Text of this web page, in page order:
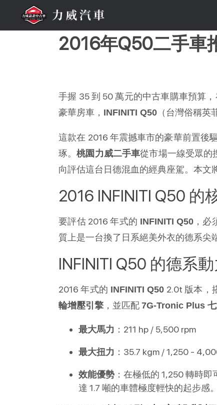
2016年Q50二手車
手握 35 到 50 萬元的中古車購車預算
豪華房車， INFINITI Q50 （台灣俗稱英
這款在 2016 年震撼車市的豪華前置後
琢。桃園力威二手車從市場一線受眾的
向評估這台日德混血的經典座駕。本文
2016 INFINITI Q50 的
要評估 2016 年式的 INFINITI Q50，必
質上是一台換了日系絕美外衣的德系尖
INFINITI Q50 的德系
2016 年式的 INFINITI Q50 2.0t 版本，
輪增壓引擎 ，並匹配 7G-Tronic Plus
最大馬力 ：211 hp / 5,500 rpm
最大扭力 ：35.7 kgm / 1,250 -
效能優勢 ：在極低的 1,250 轉時
達 1.7 噸的車體極度輕快的起步感。